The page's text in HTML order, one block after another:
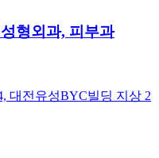
성형외과, 피부과
대전유성BYC빌딩 지상 2